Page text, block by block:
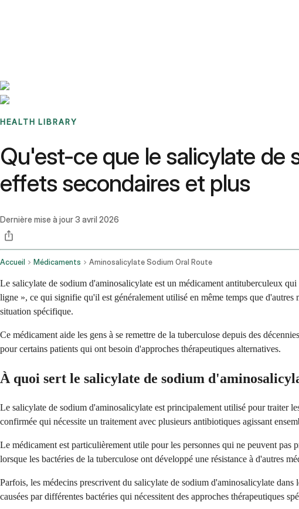
HEALTH LIBRARY
Qu'est-ce que le salicylate de
effets secondaires et plus
Dernière mise à jour3 avril 2026
Accueil Médicaments Aminosalicylate Sodium Oral Route
Le salicylate de sodium d'aminosalicylate est un médicament antituberculeux
ligne », ce qui signifie qu'il est généralement utilisé en même temps que
situation spécifique.
Ce médicament aide les gens à se remettre de la tuberculose depuis des
pour certains patients qui ont besoin d'approches thérapeutiques alternatives.
À quoi sert le salicylate de sodium
Le salicylate de sodium d'aminosalicylate est principalement utilisé pour traiter
confirmée qui nécessite un traitement avec plusieurs antibiotiques agissant
Le médicament est particulièrement utile pour les personnes qui ne peuvent
lorsque les bactéries de la tuberculose ont développé une résistance à d'autres
Parfois, les médecins prescrivent du salicylate de sodium d'aminosalicylate
causées par différentes bactéries qui nécessitent des approches thérapeutiques